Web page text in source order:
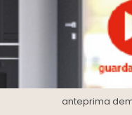
anteprima